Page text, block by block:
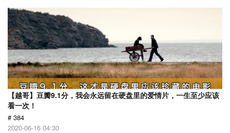
【越哥】豆瓣9.1分，我会永远留在硬盘里的爱情片，一生至少应该
看一次！
# 384
2020-06-16 04:30